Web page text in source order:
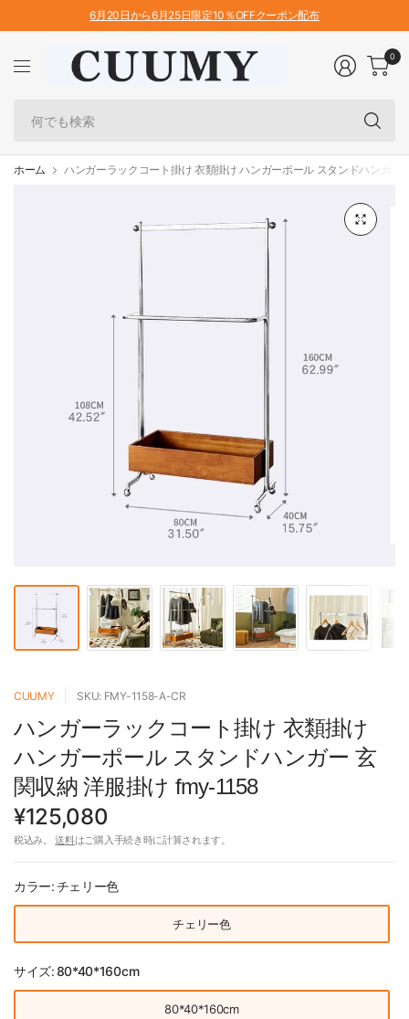
6月20日から6月25日限定10％OFFクーポン配布
0
ホーム ハンガーラックコート掛け 衣類掛け ハンガーポール スタンドハンガー
CUUMY SKU: FMY-1158-A-CR
ハンガーラックコート掛け 衣類掛け
ハンガーポール スタンドハンガー 玄
関収納 洋服掛け fmy-1158
¥125,080
税込み。送料はご購入手続き時に計算されます。
カラー:チェリー色
チェリー色
サイズ:80*40*160cm
80*40*160cm